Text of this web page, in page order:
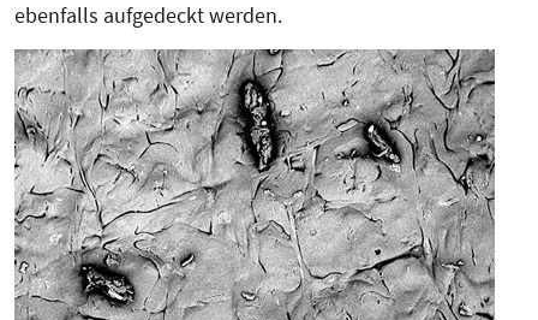
ebenfalls aufgedeckt werden.